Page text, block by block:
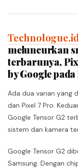
meluncurkan
terbarunya,
by Google
Ada dua varian yang
dan Pixel 7 Pro.
Google Tensor G2
sistem dan kamera
Google Tensor G2
Samsung. Dengan